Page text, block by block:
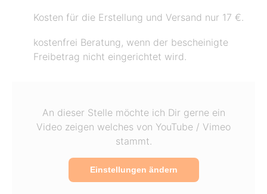
Kosten für die Erstellung und Versand nur 17 €.
kostenfrei Beratung, wenn der bescheinigte
Freibetrag nicht eingerichtet wird.
An dieser Stelle möchte ich Dir gerne ein
Video zeigen welches von YouTube / Vimeo
stammt.
Einstellungen ändern